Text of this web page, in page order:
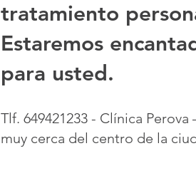
tratamiento
Estaremos
para usted.
Tlf. 649421233 - Clínica
muy cerca del centro de la